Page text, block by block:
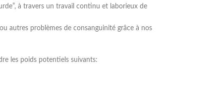
à travers un travail continu et laborieux de
autres problèmes de consanguinité grâce à nos
les poids potentiels suivants: